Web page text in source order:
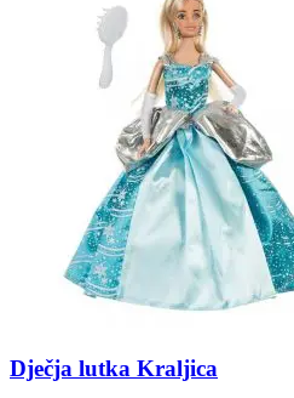
Dječja lutka Kraljica